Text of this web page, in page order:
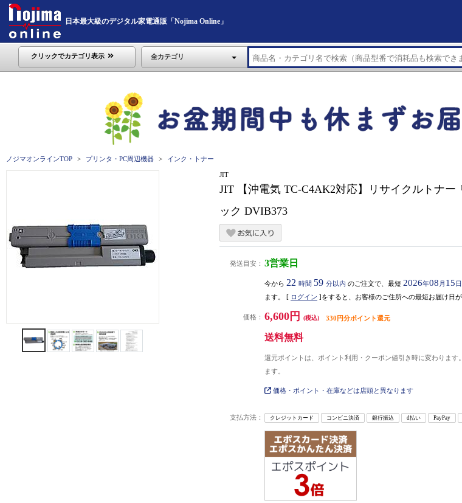
日本最大級のデジタル家電通販「Nojima Online」
クリックでカテゴリ表示 全カテゴリ
ノジマオンラインTOP プリンタ・PC周辺機器 インク・トナー
JIT
JIT 【沖電気 TC-C4AK2対応】リサイクルトナー
ック DVIB373
発送目安： 3営業日
今から 22 時間 59 分以内 のご注文で、最短 2026年08 月 15日
ます。 [ ログイン ]をすると、お客様のご住所への最短お届け日が
価格： 6,600円 (税込) 330円分ポイント還元
送料無料
還元ポイントは、ポイント利用・クーポン値引き時に変わりま
ます。
価格・ポイント・在庫などは店頭と異なります
支払方法： クレジットカード コンビニ決済 銀行振込 d払い PayPay